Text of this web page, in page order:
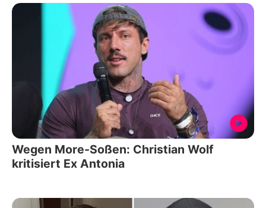
Wegen More-Soßen: Christian Wolf
kritisiert Ex Antonia